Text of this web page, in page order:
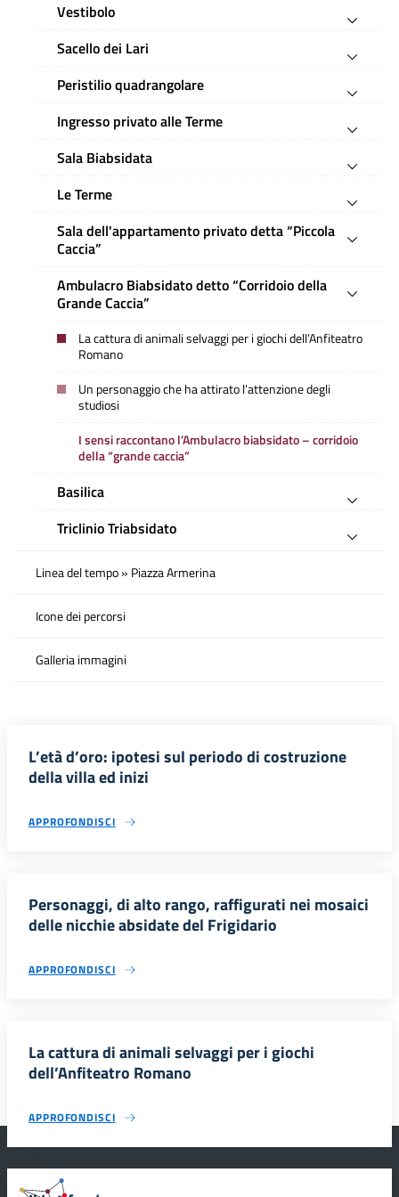
Vestibolo
Sacello dei Lari
Peristilio quadrangolare
Ingresso privato alle Terme
Sala Biabsidata
Le Terme
Sala dell'appartamento privato detta “Piccola
Caccia”
Ambulacro Biabsidato detto “Corridoio della
Grande Caccia”
La cattura di animali selvaggi per i giochi dell’Anfiteatro
Romano
Un personaggio che ha attirato l’attenzione degli
studiosi
I sensi raccontano l’Ambulacro biabsidato – corridoio
della “grande caccia”
Basilica
Triclinio Triabsidato
Linea del tempo » Piazza Armerina
Icone dei percorsi
Galleria immagini
L’età d’oro: ipotesi sul periodo di costruzione
della villa ed inizi
APPROFONDISCI
Personaggi, di alto rango, raffigurati nei mosaici
delle nicchie absidate del Frigidario
APPROFONDISCI
La cattura di animali selvaggi per i giochi
dell’Anfiteatro Romano
APPROFONDISCI
#SmartEducationUnescoSicilia